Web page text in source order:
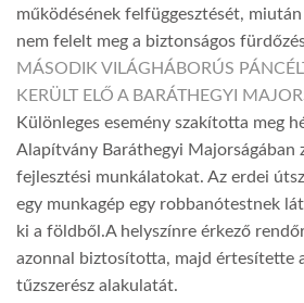
működésének felfüggesztését,
nem felelt meg a biztonságos
MÁSODIK VILÁGHÁBORÚS
KERÜLT ELŐ A BARÁTHEGYI
Különleges esemény szakította meg
Alapítvány Baráthegyi Majorságában
fejlesztési munkálatokat. Az erdei
egy munkagép egy robbanótestnek
ki a földből.A helyszínre érkező
azonnal biztosította, majd értesítette
tűzszerész alakulatát.